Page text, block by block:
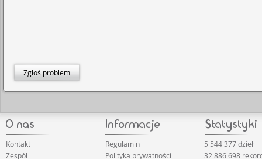
Zgłoś problem
Kontakt
Zespół
Regulamin
Polityka prywatności
5 544 377 dzieł
32 886 698